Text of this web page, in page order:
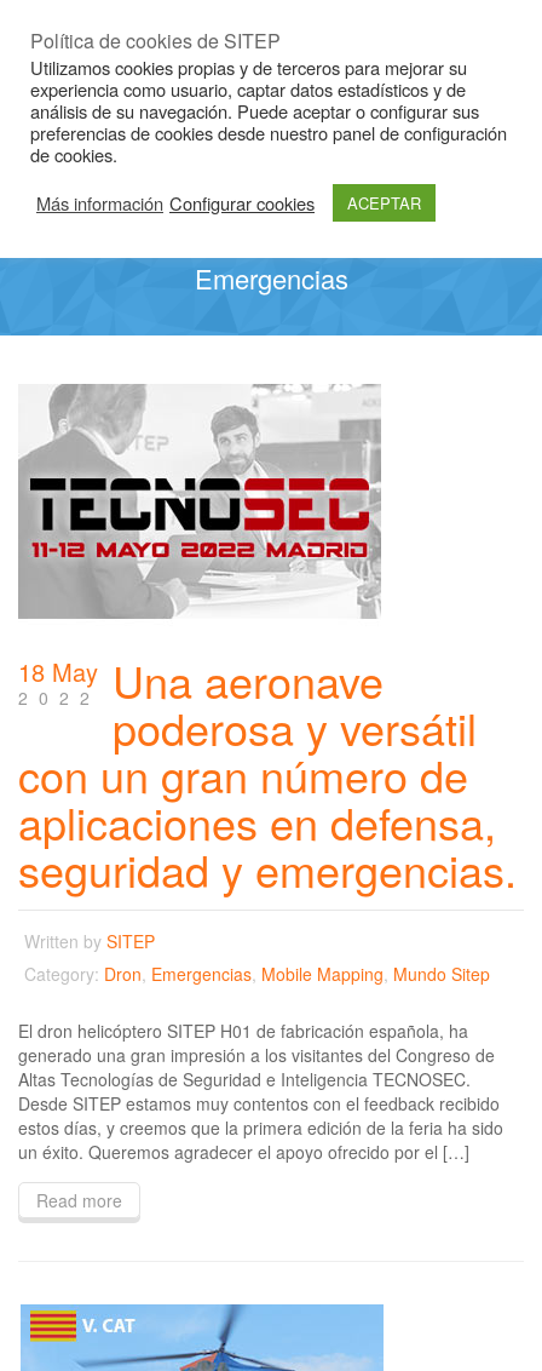
Emergencias
18 May
2022 Una aeronave
poderosa y versátil
con un gran número de
aplicaciones en defensa,
seguridad y emergencias.
Written by SITEP
Category: Dron, Emergencias, Mobile Mapping, Mundo Sitep
El dron helicóptero SITEP H01 de fabricación española, ha
generado una gran impresión a los visitantes del Congreso de
Altas Tecnologías de Seguridad e Inteligencia TECNOSEC.
Desde SITEP estamos muy contentos con el feedback recibido
estos días, y creemos que la primera edición de la feria ha sido
un éxito. Queremos agradecer el apoyo ofrecido por el […]
Read more
Política de cookies de SITEP
Utilizamos cookies propias y de terceros para mejorar su
experiencia como usuario, captar datos estadísticos y de
análisis de su navegación. Puede aceptar o configurar sus
preferencias de cookies desde nuestro panel de configuración
de cookies.
Más información Configurar cookies ACEPTAR